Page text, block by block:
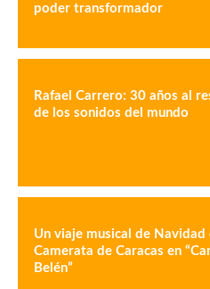
poder transformador
Rafael Carrero: 30 años al
de los sonidos del mundo
Un viaje musical de Navidad
Camerata de Caracas en
Belén”